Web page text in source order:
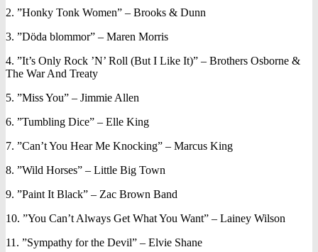
2. ”Honky Tonk Women” – Brooks & Dunn
3. ”Döda blommor” – Maren Morris
4. ”It’s Only Rock ’N’ Roll (But I Like It)” – Brothers Osborne &
The War And Treaty
5. ”Miss You” – Jimmie Allen
6. ”Tumbling Dice” – Elle King
7. ”Can’t You Hear Me Knocking” – Marcus King
8. ”Wild Horses” – Little Big Town
9. ”Paint It Black” – Zac Brown Band
10. ”You Can’t Always Get What You Want” – Lainey Wilson
11. ”Sympathy for the Devil” – Elvie Shane